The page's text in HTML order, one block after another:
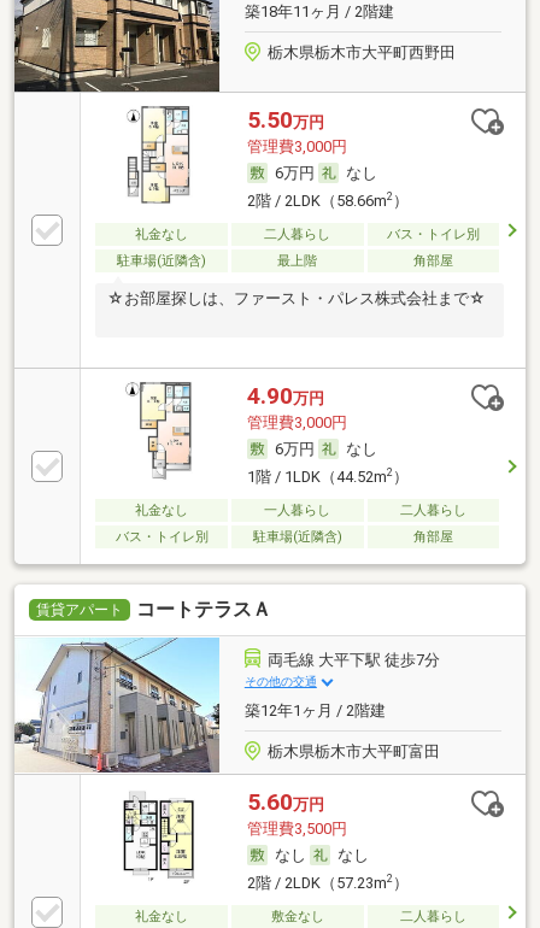
築18年11ヶ月 / 2階建
栃木県栃木市大平町西野田
5.50万円
管理費3,000円
6万円
なし
2階 / 2LDK（58.66m2）
礼金なし 二人暮らし
バス・トイレ別
駐車場(近隣含)
最上階 角部屋
☆お部屋探しは、ファースト・パレス株式会社まで☆
4.90万円
管理費3,000円
6万円
なし
1階 / 1LDK（44.52m2）
礼金なし 一人暮らし
二人暮らし
バス・トイレ別
駐車場(近隣含) 角部屋
賃貸アパート コートテラスＡ
両毛線 大平下駅 徒歩7分
その他の交通
築12年1ヶ月 / 2階建
栃木県栃木市大平町富田
5.60万円
管理費3,500円
なし
なし
2階 / 2LDK（57.23m2）
礼金なし 敷金なし
二人暮らし